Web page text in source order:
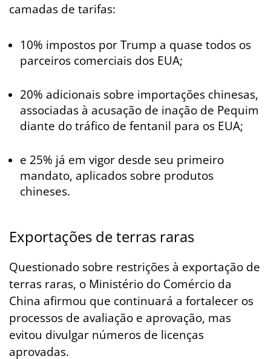
camadas de tarifas:
10% impostos por Trump a quase todos os
parceiros comerciais dos EUA;
20% adicionais sobre importações chinesas,
associadas à acusação de inação de Pequim
diante do tráfico de fentanil para os EUA;
e 25% já em vigor desde seu primeiro
mandato, aplicados sobre produtos
chineses.
Exportações de terras raras
Questionado sobre restrições à exportação de
terras raras, o Ministério do Comércio da
China afirmou que continuará a fortalecer os
processos de avaliação e aprovação, mas
evitou divulgar números de licenças
aprovadas.